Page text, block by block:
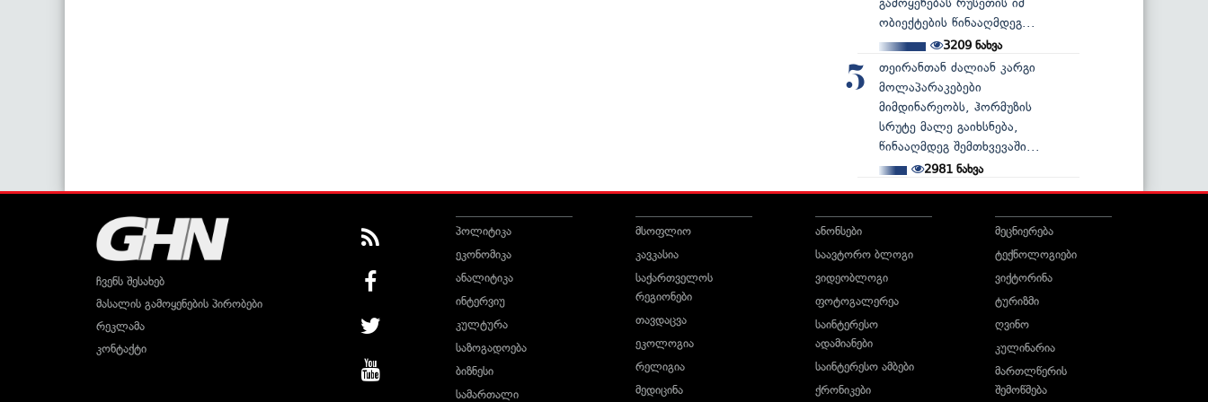
ობიექტების წინააღმდეგ...
3209ნახვა
5
თეირანთან ძალიან კარგი
მოლაპარაკებები
მიმდინარეობს, ჰორმუზის
სრუტე მალე გაიხსნება,
წინააღმდეგ შემთხვევაში...
2981 ნახვა
ჩვენს შესახებ
მასალის გამოყენების პირობები
რეკლამა
კონტაქტი
პოლიტიკა
ეკონომიკა
ანალიტიკა
ინტერვიუ
კულტურა
საზოგადოება
ბიზნესი
სამართალი
მსოფლიო
კავკასია
საქართველოს
რეგიონები
თავდაცვა
ეკოლოგია
რელიგია
მედიცინა
ანონსები
საავტორო ბლოგი
ვიდეობლოგი
ფოტოგალერეა
საინტერესო
ადამიანები
საინტერესო ამბები
ქრონიკები
მეცნიერება
ტექნოლოგიები
ვიქტორინა
ტურიზმი
ღვინო
კულინარია
მართლწერის
შემოწმება